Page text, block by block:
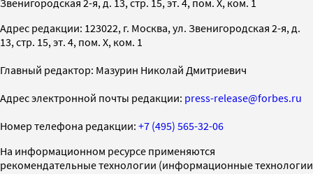
Адрес редакции: 123022, г. Москва, ул. Звенигородская 2-я, д.
13, стр. 15, эт. 4, пом. X, ком. 1
Главный редактор: Мазурин Николай Дмитриевич
Адрес электронной почты редакции: press-release@forbes.ru
Номер телефона редакции: +7 (495) 565-32-06
На информационном ресурсе применяются
рекомендательные технологии (информационные технологии